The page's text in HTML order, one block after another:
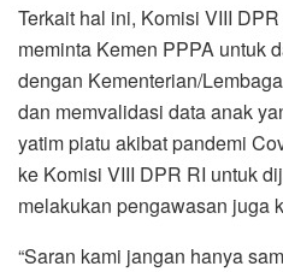
Terkait hal ini, Komisi VIII
meminta Kemen PPPA untuk
dengan Kementerian/
dan memvalidasi data anak
yatim piatu akibat pandemi
ke Komisi VIII DPR RI untuk
melakukan pengawasan juga
“Saran kami jangan hanya